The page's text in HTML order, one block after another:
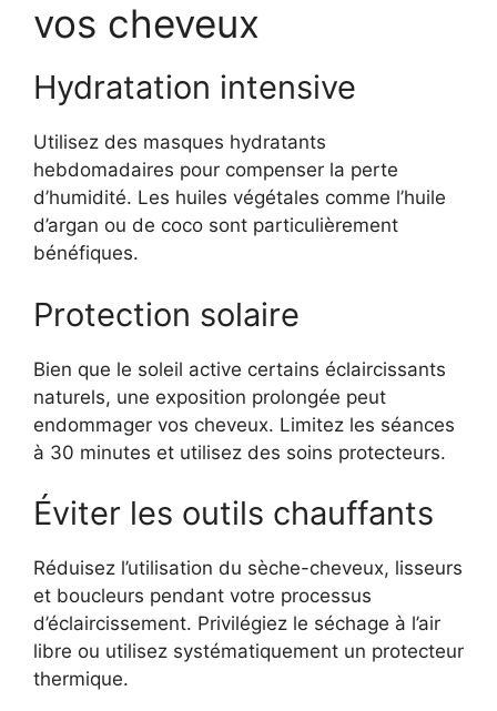
vos cheveux
Hydratation intensive
Utilisez des masques hydratants
hebdomadaires pour compenser la perte
d’humidité. Les huiles végétales comme l’huile
d’argan ou de coco sont particulièrement
bénéfiques.
Protection solaire
Bien que le soleil active certains éclaircissants
naturels, une exposition prolongée peut
endommager vos cheveux. Limitez les séances
à 30 minutes et utilisez des soins protecteurs.
Éviter les outils chauffants
Réduisez l’utilisation du sèche-cheveux, lisseurs
et boucleurs pendant votre processus
d’éclaircissement. Privilégiez le séchage à l’air
libre ou utilisez systématiquement un protecteur
thermique.